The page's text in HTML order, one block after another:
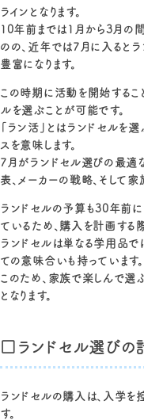
ラインとなります。
10年前までは1月から3月の
のの、近年では7月に入ると
豊富になります。
この時期に活動を開始するこ
ルを選ぶことが可能です。
「ラン活」とはランドセルを
スを意味します。
7月がランドセル選びの最適
表、メーカーの戦略、そして
ランドセルの予算も30年前
ているため、購入を計画する
ランドセルは単なる学用品で
ての意味合いも持っています。
このため、家族で楽しんで選
となります。
□ランドセル選びの
ランドセルの購入は、入学を
す。